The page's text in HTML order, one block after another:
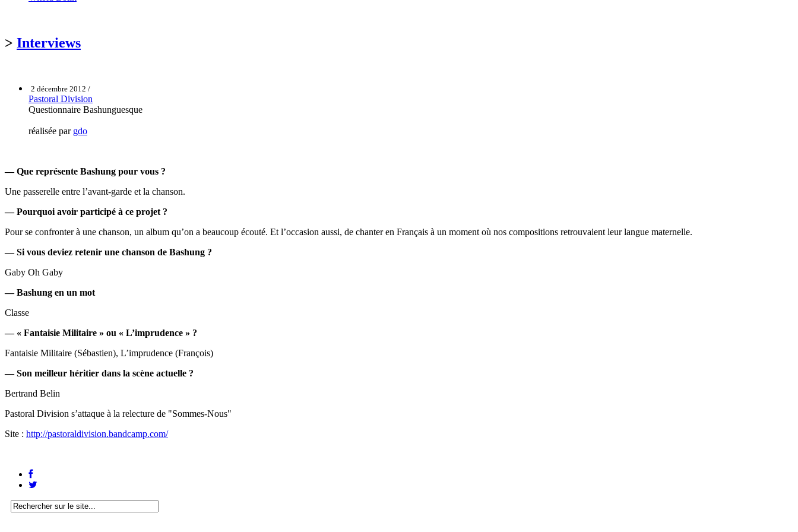
> Interviews
2 décembre 2012 /
Pastoral Division
Questionnaire Bashunguesque
réalisée par gdo
— Que représente Bashung pour vous ?
Une passerelle entre l’avant-garde et la chanson.
— Pourquoi avoir participé à ce projet ?
Pour se confronter à une chanson, un album qu’on a beaucoup écouté. Et l’occasion aussi, de chanter en Français à un moment où nos compositions retrouvaient leur langue maternelle.
— Si vous deviez retenir une chanson de Bashung ?
Gaby Oh Gaby
— Bashung en un mot
Classe
— « Fantaisie Militaire » ou « L’imprudence » ?
Fantaisie Militaire (Sébastien), L’imprudence (François)
— Son meilleur héritier dans la scène actuelle ?
Bertrand Belin
Pastoral Division s’attaque à la relecture de "Sommes-Nous"
Site : http://pastoraldivision.bandcamp.com/